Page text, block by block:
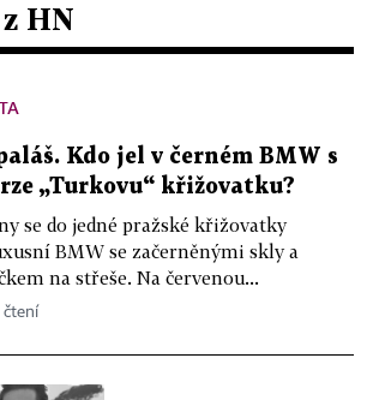
HN
Kdo jel v černém BMW s
„Turkovu“ křižovatku?
se do jedné pražské křižovatky
BMW se začerněnými skly a
na střeše. Na červenou...
čtení